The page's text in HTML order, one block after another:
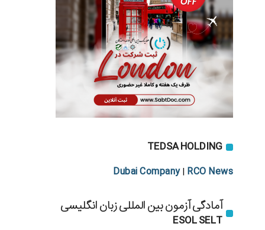
TEDSA HOLDING
Dubai Company| RCO News
آمادگی آزمون بین المللی زبان انگلیسی
ESOL SELT